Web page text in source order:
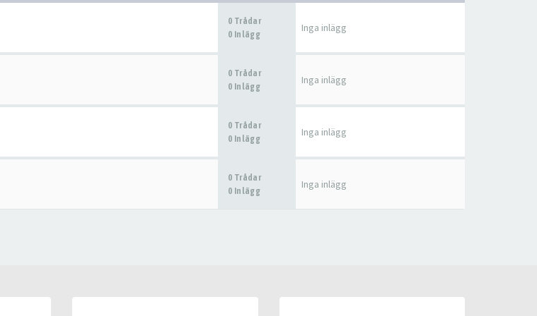
0 Trådar
0 Inlägg
Inga inlägg
0 Trådar
0 Inlägg
Inga inlägg
0 Trådar
0 Inlägg
Inga inlägg
0 Trådar
0 Inlägg
Inga inlägg